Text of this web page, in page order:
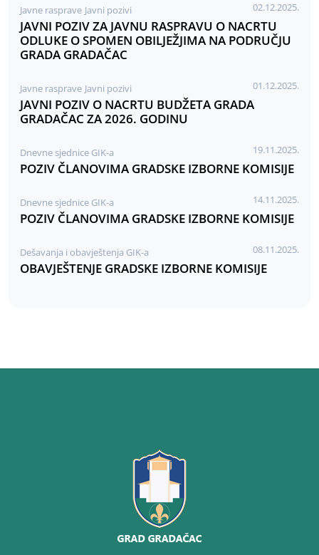
Javne rasprave Javni pozivi 02.12.2025.
JAVNI POZIV ZA JAVNU RASPRAVU O NACRTU
ODLUKE O SPOMEN OBILJEŽJIMA NA PODRUČJU
GRADA GRADAČAC
Javne rasprave Javni pozivi 01.12.2025.
JAVNI POZIV O NACRTU BUDŽETA GRADA
GRADAČAC ZA 2026. GODINU
Dnevne sjednice GIK-a 19.11.2025.
POZIV ČLANOVIMA GRADSKE IZBORNE KOMISIJE
Dnevne sjednice GIK-a 14.11.2025.
POZIV ČLANOVIMA GRADSKE IZBORNE KOMISIJE
Dešavanja i obavještenja GIK-a 08.11.2025.
OBAVJEŠTENJE GRADSKE IZBORNE KOMISIJE